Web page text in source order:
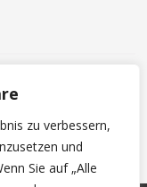
zu verbessern,
und
Sie auf „Alle